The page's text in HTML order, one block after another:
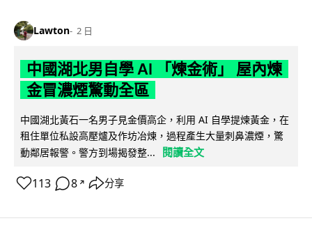
Lawton 2 日
中國湖北男自學 AI 「煉金術」 屋內煉
金冒濃煙驚動全區
中國湖北黃石一名男子見金價高企，利用 AI 自學提煉黃金，在
租住單位私設高壓爐及作坊冶煉，過程產生大量刺鼻濃煙，驚
動鄰居報警。警方到場揭發整...
閱讀全文
113 8 ↗ 分享